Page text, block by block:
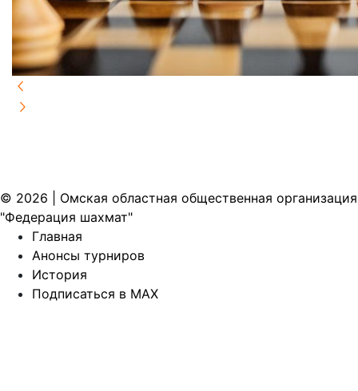
© 2026 | Омская областная общественная организация
"Федерация шахмат"
Главная
Анонсы турниров
История
Подписаться в MAX